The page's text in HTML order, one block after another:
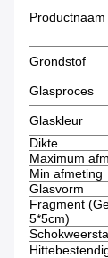
Productnaam
Grondstof
Glasproces
Glaskleur
Dikte
Maximum
Min afmeting
Glasvorm
Fragment
5*5cm)